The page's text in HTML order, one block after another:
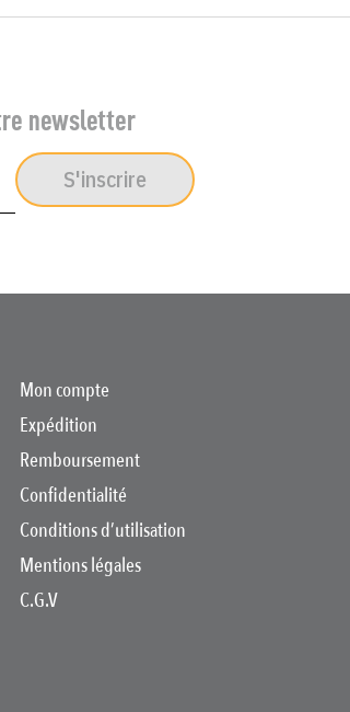
newsletter
S'inscrire
Mon compte
Expédition
Remboursement
Confidentialité
Conditions d’utilisation
Mentions légales
C.G.V